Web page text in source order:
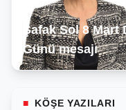
Şafak Sol 8 Mart
Günü mesajı
■ KÖŞE YAZILARI